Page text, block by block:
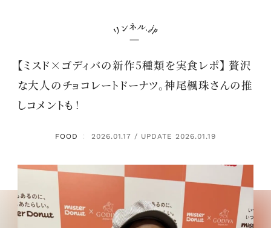
【ミスド×ゴディバの新作5種類を実食レポ】 贅沢
な大人のチョコレートドーナツ。神尾楓珠さんの推
しコメントも！
FOOD ： 2026.01.17 / UPDATE 2026.01.19